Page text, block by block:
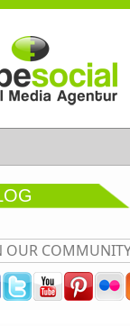
OUR